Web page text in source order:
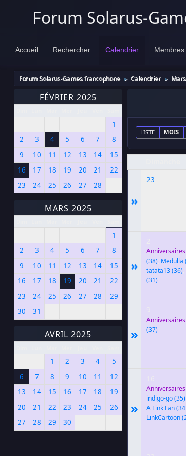
Forum Solarus-
Accueil Rechercher Calendrier Membres
Forum Solarus-Games francophone ► Calendrier ►
FÉVRIER 2025
1
2
3 4 5 6 7
8
9
10 11 12 13 14
15
16
17 18 19 20 21
22
23
24 25 26 27 28
MARS 2025
1
2
3 4 5 6 7
8
9
10 11 12 13 14
15
16
17 18 19 20 21
22
23
24 25 26 27 28
29
30
31
AVRIL 2025
1 2 3 4
5
6
7 8 9 10 11
12
13
14 15 16 17 18
19
20
21 22 23 24 25
26
27
28 29 30
LISTE MOIS
»
23
»
(38) Medulla
tatata13(36)
(31)
»
(37)
»
indigo-go(35)
A Link Fan
LinkCartoon